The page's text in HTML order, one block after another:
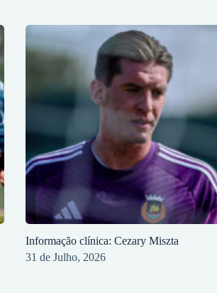
Informação clínica: Cezary Miszta
31 de Julho, 2026